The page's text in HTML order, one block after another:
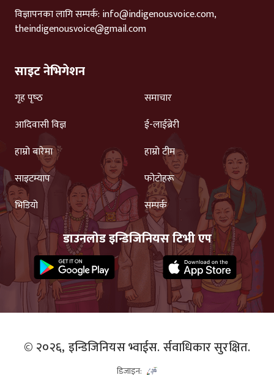
विज्ञापनका लागि सम्पर्क: info@indigenousvoice.com,
theindigenousvoice@gmail.com
साइट नेभिगेशन
गृह पृष्‍ठ
समाचार
आदिवासी विज्ञ
ई-लाईब्रेरी
हाम्रो बारेमा
हाम्रो टीम
साइटम्याप
फोटोहरू
भिडियो
सम्पर्क
डाउनलोड इन्डिजिनियस टिभी एप
© २०२६, इन्डिजिनियस भ्वाईस. र्सवाधिकार सुरक्षित.
डिजाइन: